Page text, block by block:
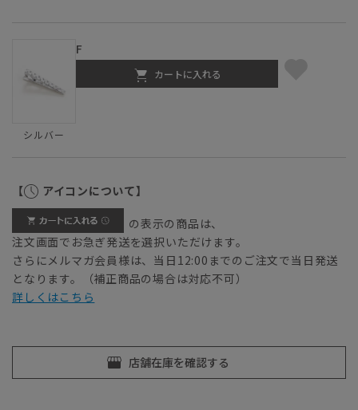
シルバー
F
カートに入れる
【 アイコンについて】
の表示の商品は、
注文画面でお急ぎ発送を選択いただけます。
さらにメルマガ会員様は、当日12:00までのご注文で当日発送
となります。（補正商品の場合は対応不可）
詳しくはこちら